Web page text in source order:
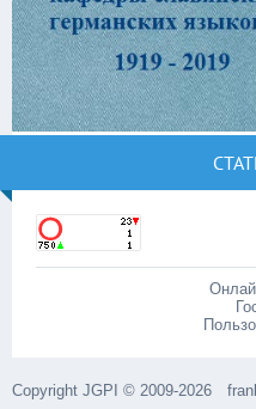
Copyright JGPI © 2009-2026